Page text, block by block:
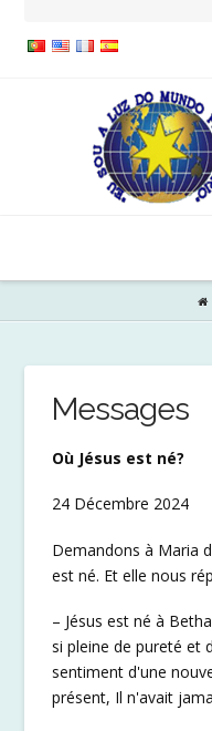
Messages
Où Jésus est né?
24 Décembre 2024
Demandons à Maria
est né. Et elle nous
– Jésus est né à
si pleine de pureté et
sentiment d'une
présent, Il n'avait